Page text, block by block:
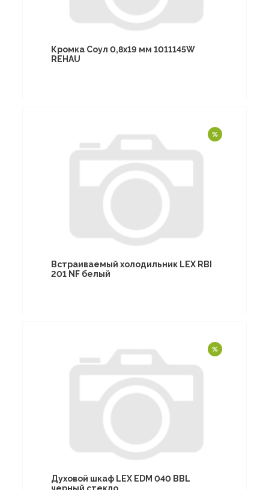
Кромка Соул 0,8х19 мм 1011145W
REHAU
Встраиваемый холодильник LEX RBI
201 NF белый
Духовой шкаф LEX EDM 040 BBL